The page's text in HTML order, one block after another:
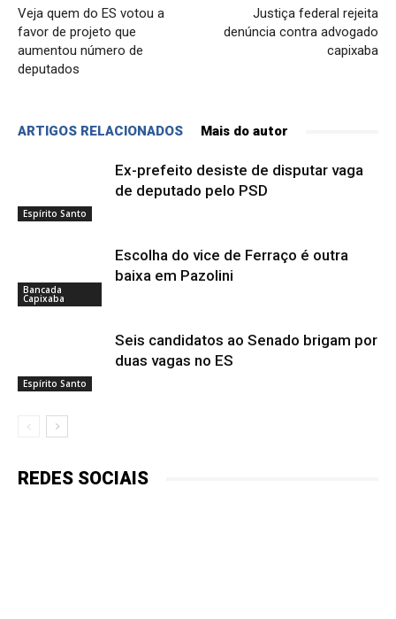
Veja quem do ES votou a
favor de projeto que
aumentou número de
deputados
Justiça federal rejeita
denúncia contra advogado
capixaba
ARTIGOS RELACIONADOS Mais do autor
Espírito Santo
Ex-prefeito desiste de disputar vaga
de deputado pelo PSD
Bancada
Capixaba
Escolha do vice de Ferraço é outra
baixa em Pazolini
Espírito Santo
Seis candidatos ao Senado brigam por
duas vagas no ES
REDES SOCIAIS